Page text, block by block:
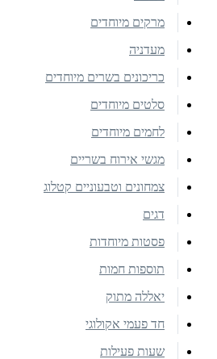
מרקים מיוחדים
מעדניה
כריכונים בשרים מיוחדים
סלטים מיוחדים
לחמים מיוחדים
מגשי אירוח בשריים
צמחונים וטבעוניים קטלוג
דגים
פסטות מיוחדות
תוספות חמות
יאללה מתוק
חד פעמי אקולוגי
שעות פעילות